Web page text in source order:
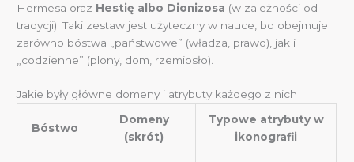
Hermesa oraz Hestię albo Dionizosa (w zależności od
tradycji). Taki zestaw jest użyteczny w nauce, bo obejmuje
zarówno bóstwa „państwowe” (władza, prawo), jak i
„codzienne” (plony, dom, rzemiosło).
Jakie były główne domeny i atrybuty każdego z nich
Bóstwo
Domeny
(skrót)
Typowe atrybuty w
ikonografii